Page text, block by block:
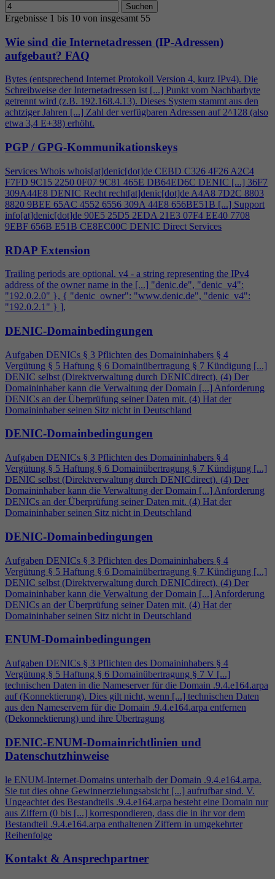
Suchen
Ergebnisse 1 bis 10 von insgesamt 55
Wie sind die Internetadressen (IP-Adressen)
aufgebaut? FAQ
Bytes (entsprechend Internet Protokoll Version 4, kurz IPv4). Die
Schreibweise der Internetadressen ist [...] Punkt vom Nachbarbyte
getrennt wird (z.B. 192.168.4.13). Dieses System stammt aus den
achtziger Jahren [...] Zahl der verfügbaren Adressen auf 2^128 (also
etwa 3,4 E+38) erhöht.
PGP / GPG-Kommunikationskeys
Services Whois whois[at]denic[dot]de CEBD C326 4F26 A2C4
F7FD 9C15 2250 0F07 9C81 465E DB64ED6C DENIC [...] 36F7
309A44E8 DENIC Recht recht[at]denic[dot]de A4A8 7D2C 8803
8820 9BEE 65AC 4552 6556 309A 44E8 656BE51B [...] Support
info[at]denic[dot]de 90E5 25D5 2EDA 21E3 07F4 EE40 7708
9EBF 656B E51B CE8EC00C DENIC Direct Services
RDAP Extension
Trailing periods are optional. v4 - a string representing the IPv4
address of the owner name in the [...] "denic.de", "denic_v4":
"192.0.2.0" }, { "denic_owner": "www.denic.de", "denic_v4":
"192.0.2.1" } ],
DENIC-Domainbedingungen
Aufgaben DENICs § 3 Pflichten des Domaininhabers § 4
Vergütung § 5 Haftung § 6 Domainübertragung § 7 Kündigung [...]
DENIC selbst (Direktverwaltung durch DENICdirect). (4) Der
Domaininhaber kann die Verwaltung der Domain [...] Anforderung
DENICs an der Überprüfung seiner Daten mit. (4) Hat der
Domaininhaber seinen Sitz nicht in Deutschland
DENIC-Domainbedingungen
Aufgaben DENICs § 3 Pflichten des Domaininhabers § 4
Vergütung § 5 Haftung § 6 Domainübertragung § 7 Kündigung [...]
DENIC selbst (Direktverwaltung durch DENICdirect). (4) Der
Domaininhaber kann die Verwaltung der Domain [...] Anforderung
DENICs an der Überprüfung seiner Daten mit. (4) Hat der
Domaininhaber seinen Sitz nicht in Deutschland
DENIC-Domainbedingungen
Aufgaben DENICs § 3 Pflichten des Domaininhabers § 4
Vergütung § 5 Haftung § 6 Domainübertragung § 7 Kündigung [...]
DENIC selbst (Direktverwaltung durch DENICdirect). (4) Der
Domaininhaber kann die Verwaltung der Domain [...] Anforderung
DENICs an der Überprüfung seiner Daten mit. (4) Hat der
Domaininhaber seinen Sitz nicht in Deutschland
ENUM-Domainbedingungen
Aufgaben DENICs § 3 Pflichten des Domaininhabers § 4
Vergütung § 5 Haftung § 6 Domainübertragung § 7 V [...]
technischen Daten in die Nameserver für die Domain .9.4.e164.arpa
auf (Konnektierung). Dies gilt nicht, wenn [...] technischen Daten
aus den Nameservern für die Domain .9.4.e164.arpa entfernen
(Dekonnektierung) und ihre Übertragung
DENIC-ENUM-Domainrichtlinien und
Datenschutzhinweise
le ENUM-Internet-Domains unterhalb der Domain .9.4.e164.arpa.
Sie tut dies ohne Gewinnerzielungsabsicht [...] aufrufbar sind. V.
Ungeachtet des Bestandteils .9.4.e164.arpa besteht eine Domain nur
aus Ziffern (0 bis [...] korrespondieren, dass die in ihr vor dem
Bestandteil .9.4.e164.arpa enthaltenen Ziffern in umgekehrter
Reihenfolge
Kontakt & Ansprechpartner